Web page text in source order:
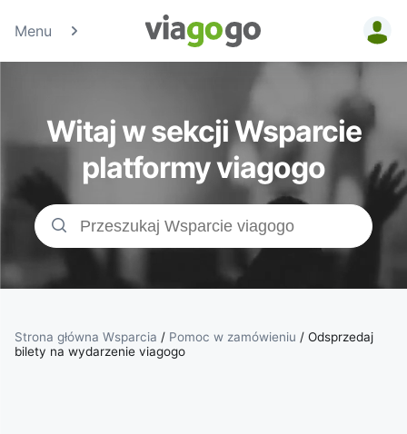
Menu
Bilety -
Bilety na
koncerty,
bilety
sportowe
&amp;
bilety do
Witaj w sekcji Wsparcie
platformy viagogo
Strona główna Wsparcia / Pomoc w zamówieniu / Odsprzedaj
bilety na wydarzenie viagogo